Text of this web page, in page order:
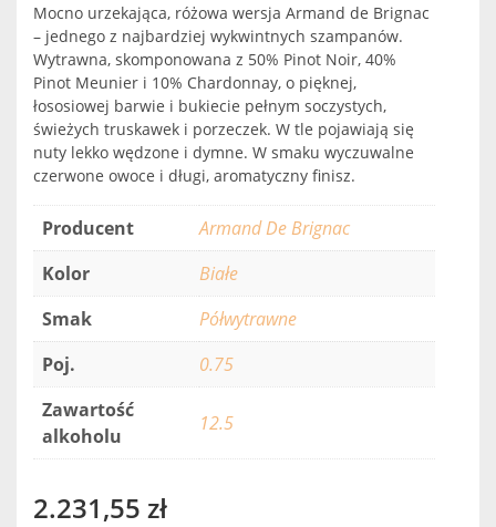
Mocno urzekająca, różowa wersja Armand de Brignac
– jednego z najbardziej wykwintnych szampanów.
Wytrawna, skomponowana z 50% Pinot Noir, 40%
Pinot Meunier i 10% Chardonnay, o pięknej,
łososiowej barwie i bukiecie pełnym soczystych,
świeżych truskawek i porzeczek. W tle pojawiają się
nuty lekko wędzone i dymne. W smaku wyczuwalne
czerwone owoce i długi, aromatyczny finisz.
Producent
Armand De Brignac
Kolor
Białe
Smak
Półwytrawne
Poj.
0.75
Zawartość
alkoholu
12.5
2.231,55 zł